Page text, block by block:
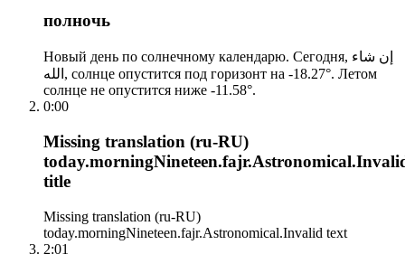
полночь
Новый день по солнечному календарю. Сегодня, إن شاء
الله, солнце опустится под горизонт на -18.27°. Летом
солнце не опустится ниже -11.58°.
0:00
Missing translation (ru-RU)
title
Missing translation (ru-RU)
today.morningNineteen.fajr.Astronomical.Invalid text
2:01